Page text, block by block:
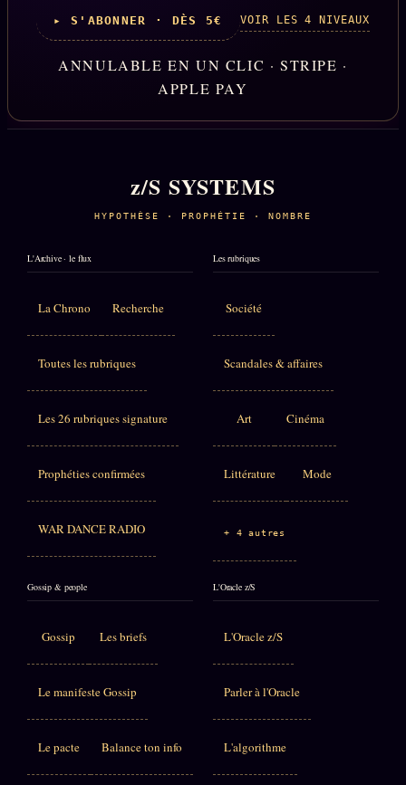
▸ S'ABONNER · DÈS 5€ VOIR LES 4 NIVEAUX
ANNULABLE EN UN CLIC · STRIPE ·
APPLE PAY
z/S SYSTEMS
HYPOTHÈSE · PROPHÉTIE · NOMBRE
L'Archive · le flux
La Chrono Recherche
Toutes les rubriques
Les 26 rubriques signature
Prophéties confirmées
WAR DANCE RADIO
Les rubriques
Société
Scandales & affaires
Art Cinéma
Littérature Mode
+ 4 autres
Gossip & people
Gossip Les briefs
Le manifeste Gossip
Le pacte Balance ton info
L'Oracle z/S
L'Oracle z/S
Parler à l'Oracle
L'algorithme